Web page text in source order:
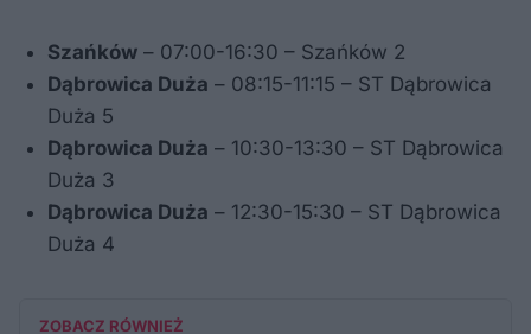
Szańków – 07:00-16:30 – Szańków 2
Dąbrowica Duża – 08:15-11:15 – ST Dąbrowica
Duża 5
Dąbrowica Duża – 10:30-13:30 – ST Dąbrowica
Duża 3
Dąbrowica Duża – 12:30-15:30 – ST Dąbrowica
Duża 4
ZOBACZ RÓWNIEŻ